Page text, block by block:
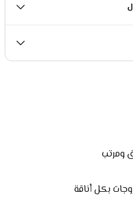
ومرتب
بكل أناقة